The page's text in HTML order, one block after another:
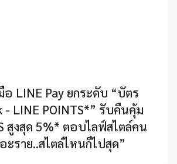
LINE Pay ยกระดับ “บัตร
- LINE POINTS*” รับคืนคุ้ม
สูงสุด 5%* ตอบไลฟ์สไตล์คน
ราย..สไตล์ไหนก็ไปสุด”